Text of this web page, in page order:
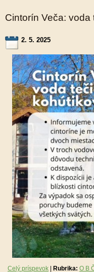
Cintorín Veča:
2. 5. 2025
Celý príspevok Rubrika: O B